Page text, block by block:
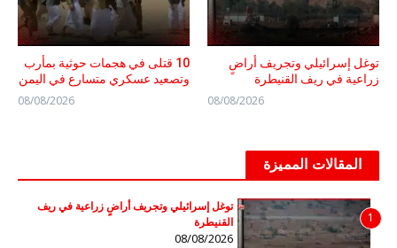
توغل إسرائيلي وتجريف أراضٍ
زراعية في ريف القنيطرة
08/08/2026
10 قتلى في هجمات حوثية بمأرب
وتصعيد عسكري متسارع في اليمن
08/08/2026
المقالات المميزة
1
توغل إسرائيلي وتجريف أراضٍ زراعية في ريف
القنيطرة
08/08/2026